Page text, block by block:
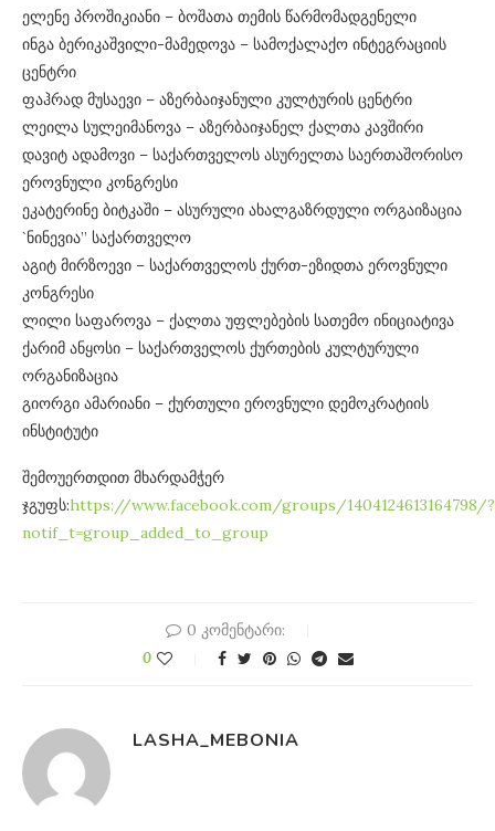
ელენე პროშიკიანი – ბოშათა თემის წარმომადგენელი
ინგა ბერიკაშვილი-მამედოვა – სამოქალაქო ინტეგრაციის
ცენტრი
ფაჰრად მუსაევი – აზერბაიჯანული კულტურის ცენტრი
ლეილა სულეიმანოვა – აზერბაიჯანელ ქალთა კავშირი
დავიტ ადამოვი – საქართველოს ასურელთა საერთაშორისო
ეროვნული კონგრესი
ეკატერინე ბიტკაში – ასურული ახალგაზრდული ორგაიზაცია
`ნინევია” საქართველო
აგიტ მირზოევი – საქართველოს ქურთ-ეზიდთა ეროვნული
კონგრესი
ლილი საფაროვა – ქალთა უფლებების სათემო ინიციატივა
ქარიმ ანყოსი – საქართველოს ქურთების კულტურული
ორგანიზაცია
გიორგი ამარიანი – ქურთული ეროვნული დემოკრატიის
ინსტიტუტი
შემოუერთდით მხარდამჭერ
ჯგუფს:https://www.facebook.com/groups/1404124613164798/?
notif_t=group_added_to_group
0 კომენტარი:
0
LASHA_MEBONIA